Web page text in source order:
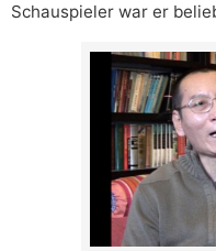
Schauspieler war er